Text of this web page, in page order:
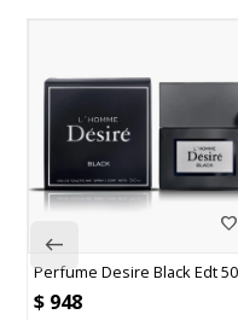
Perfume Desire Black Edt
$ 948